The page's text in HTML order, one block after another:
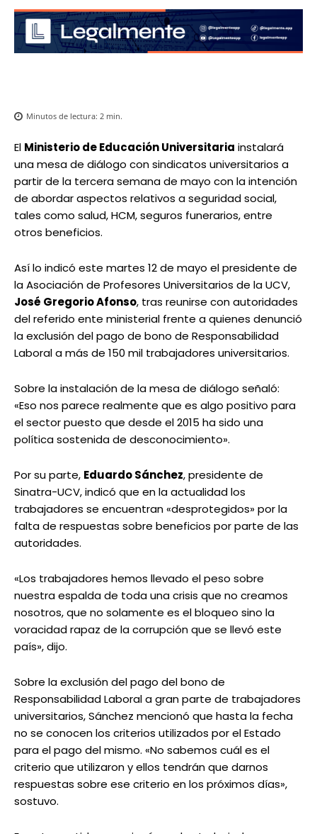
Minutos de lectura: 2 min.
El Ministerio de Educación Universitaria instalará
una mesa de diálogo con sindicatos universitarios a
partir de la tercera semana de mayo con la intención
de abordar aspectos relativos a seguridad social,
tales como salud, HCM, seguros funerarios, entre
otros beneficios.
Así lo indicó este martes 12 de mayo el presidente de
la Asociación de Profesores Universitarios de la UCV,
José Gregorio Afonso, tras reunirse con autoridades
del referido ente ministerial frente a quienes denunció
la exclusión del pago de bono de Responsabilidad
Laboral a más de 150 mil trabajadores universitarios.
Sobre la instalación de la mesa de diálogo señaló:
«Eso nos parece realmente que es algo positivo para
el sector puesto que desde el 2015 ha sido una
política sostenida de desconocimiento».
Por su parte, Eduardo Sánchez, presidente de
Sinatra-UCV, indicó que en la actualidad los
trabajadores se encuentran «desprotegidos» por la
falta de respuestas sobre beneficios por parte de las
autoridades.
«Los trabajadores hemos llevado el peso sobre
nuestra espalda de toda una crisis que no creamos
nosotros, que no solamente es el bloqueo sino la
voracidad rapaz de la corrupción que se llevó este
país», dijo.
Sobre la exclusión del pago del bono de
Responsabilidad Laboral a gran parte de trabajadores
universitarios, Sánchez mencionó que hasta la fecha
no se conocen los criterios utilizados por el Estado
para el pago del mismo. «No sabemos cuál es el
criterio que utilizaron y ellos tendrán que darnos
respuestas sobre ese criterio en los próximos días»,
sostuvo.